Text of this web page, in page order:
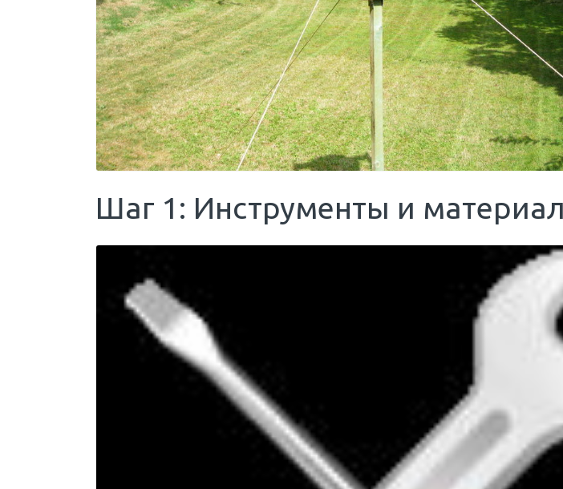
Шаг 1: Инструменты и